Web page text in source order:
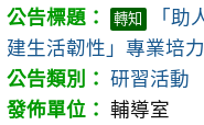
轉知
「
建生活韌性」專業培
研習活動
輔導室